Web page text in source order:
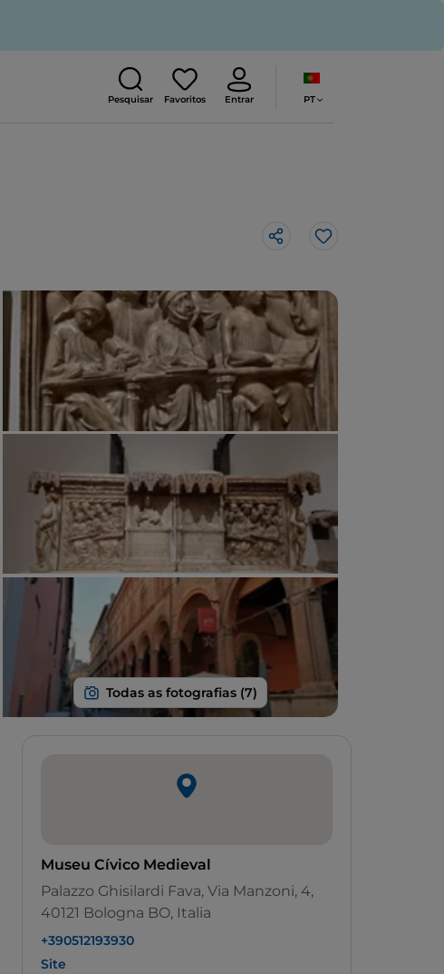
Pesquisar Favoritos Entrar PT
Gosto
Museu Cívico Medieval
Palazzo Ghisilardi Fava, Via Manzoni, 4,
40121 Bologna BO, Italia
+390512193930
Site